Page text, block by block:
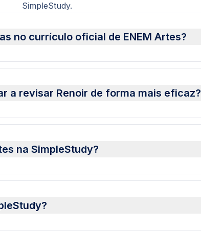
SimpleStudy.
no currículo oficial de ENEM Artes?
a revisar Renoir de forma mais eficaz?
na SimpleStudy?